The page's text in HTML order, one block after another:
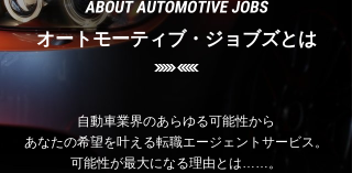
オートモーティブ・ジョブズとは
自動車業界のあらゆる可能性から
あなたの希望を叶える転職エージェントサービス。
可能性が最大になる理由とは……。